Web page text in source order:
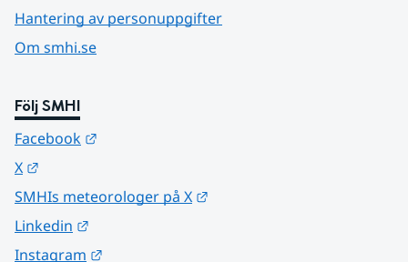
Hantering av personuppgifter
Om smhi.se
Följ SMHI
Facebook
X
SMHIs meteorologer på X
Linkedin
Instagram